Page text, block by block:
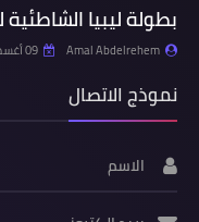
بطولة ليبيا الشاطئية
Amal Abdelrehem 09 أغسطس 2026
نموذج الاتصال
الاسم